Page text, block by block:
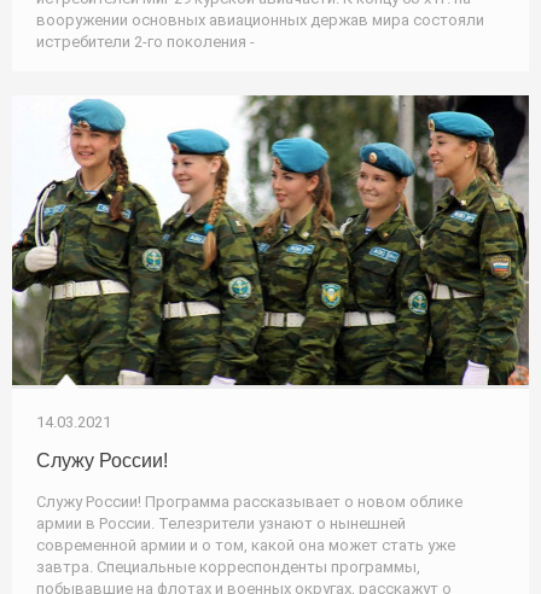
вооружении основных авиационных держав мира состояли
истребители 2-го поколения -
14.03.2021
Служу России!
Служу России! Программа рассказывает о новом облике
армии в России. Телезрители узнают о нынешней
современной армии и о том, какой она может стать уже
завтра. Специальные корреспонденты программы,
побывавшие на флотах и военных округах, расскажут о